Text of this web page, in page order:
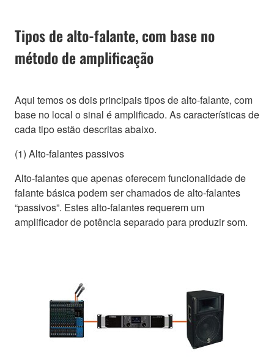
Tipos de alto-falante, com base no
método de amplificação
Aqui temos os dois principais tipos de alto-falante, com
base no local o sinal é amplificado. As características de
cada tipo estão descritas abaixo.
(1) Alto-falantes passivos
Alto-falantes que apenas oferecem funcionalidade de
falante básica podem ser chamados de alto-falantes
“passivos”. Estes alto-falantes requerem um
amplificador de potência separado para produzir som.